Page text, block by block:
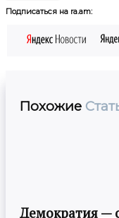
Подписаться на ra.am:
Похожие
Демократия —